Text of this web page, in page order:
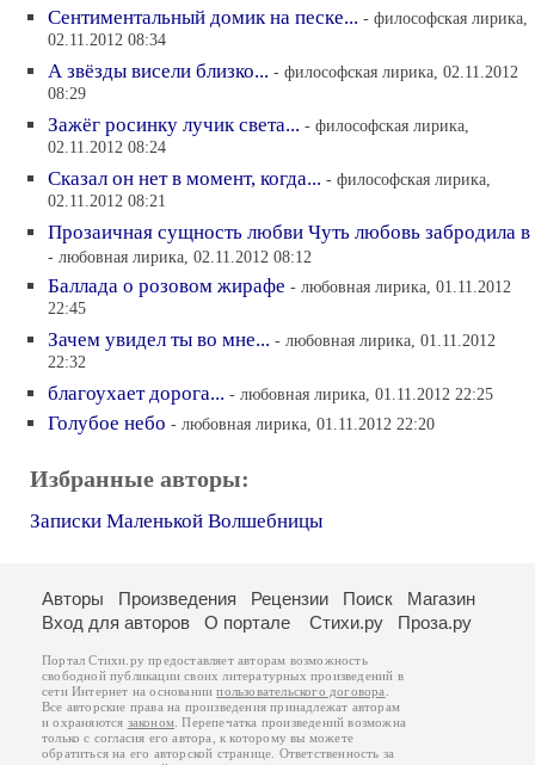
Сентиментальный домик на песке... - философская лирика,
02.11.2012 08:34
А звёзды висели близко... - философская лирика, 02.11.2012
08:29
Зажёг росинку лучик света... - философская лирика,
02.11.2012 08:24
Сказал он нет в момент, когда... - философская лирика,
02.11.2012 08:21
Прозаичная сущность любви Чуть любовь забродила в
- любовная лирика, 02.11.2012 08:12
Баллада о розовом жирафе - любовная лирика, 01.11.2012
22:45
Зачем увидел ты во мне... - любовная лирика, 01.11.2012
22:32
благоухает дорога... - любовная лирика, 01.11.2012 22:25
Голубое небо - любовная лирика, 01.11.2012 22:20
Избранные авторы:
Записки Маленькой Волшебницы
Авторы Произведения Рецензии Поиск
Магазин
Вход для авторов
О портале Стихи.ру Проза.ру
Портал Стихи.ру предоставляет авторам возможность
свободной публикации своих литературных произведений в
сети Интернет на основаниипользовательского договора
Все авторские права на произведения принадлежат авторам
и охраняются законом . Перепечатка произведений возможна
только с согласия его автора, к которому вы можете
обратиться на его авторской странице. Ответственность за